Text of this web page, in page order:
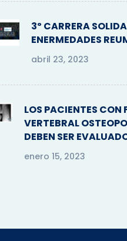
3º CARRERA
ENERMEDADES
abril 23, 2023
LOS PACIENTES CON
VERTEBRAL
DEBEN SER
enero 15, 2023